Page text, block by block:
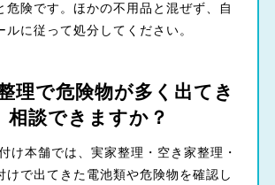
危険です。ほかの不用品と混ぜず、自
ルに従って処分してください。
理で危険物が多く出てき
相談できますか？
け本舗では、実家整理・空き家整理・
けで出てきた電池類や危険物を確認し